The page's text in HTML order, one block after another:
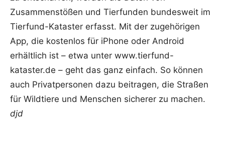
Zusammenstößen und Tierfunden bundesweit im
Tierfund-Kataster erfasst. Mit der zugehörigen
App, die kostenlos für iPhone oder Android
erhältlich ist – etwa unter www.tierfund-
kataster.de – geht das ganz einfach. So können
auch Privatpersonen dazu beitragen, die Straßen
für Wildtiere und Menschen sicherer zu machen.
djd